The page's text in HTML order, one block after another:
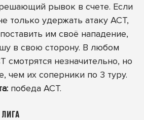
рывок в счете. Если
только удержать атаку АСТ,
им своё нападение,
в свою сторону. В любом
смотрятся незначительно, но
чем их соперники по 3 туру.
победа АСТ.